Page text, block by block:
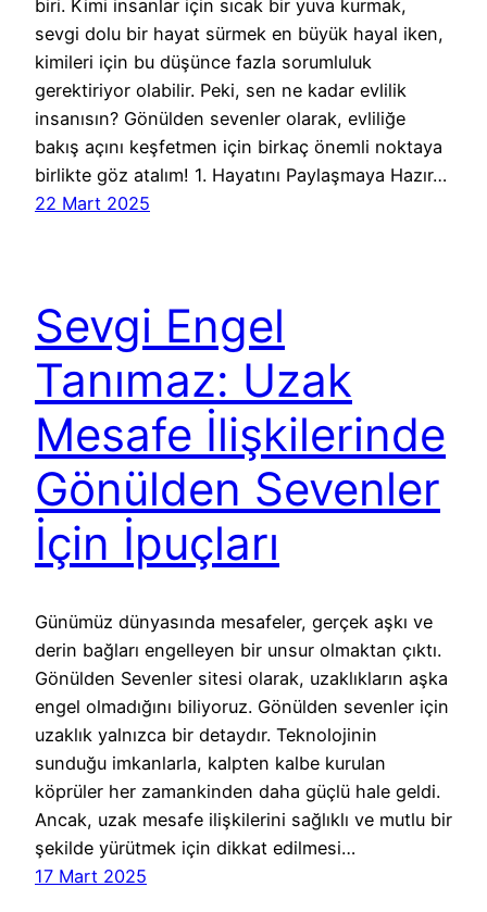
biri. Kimi insanlar için sıcak bir yuva kurmak,
sevgi dolu bir hayat sürmek en büyük hayal iken,
kimileri için bu düşünce fazla sorumluluk
gerektiriyor olabilir. Peki, sen ne kadar evlilik
insanısın? Gönülden sevenler olarak, evliliğe
bakış açını keşfetmen için birkaç önemli noktaya
birlikte göz atalım! 1. Hayatını Paylaşmaya Hazır…
22 Mart 2025
Sevgi Engel
Tanımaz: Uzak
Mesafe İlişkilerinde
Gönülden Sevenler
İçin İpuçları
Günümüz dünyasında mesafeler, gerçek aşkı ve
derin bağları engelleyen bir unsur olmaktan çıktı.
Gönülden Sevenler sitesi olarak, uzaklıkların aşka
engel olmadığını biliyoruz. Gönülden sevenler için
uzaklık yalnızca bir detaydır. Teknolojinin
sunduğu imkanlarla, kalpten kalbe kurulan
köprüler her zamankinden daha güçlü hale geldi.
Ancak, uzak mesafe ilişkilerini sağlıklı ve mutlu bir
şekilde yürütmek için dikkat edilmesi…
17 Mart 2025